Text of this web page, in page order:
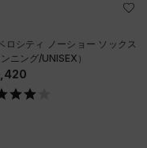
ロシティ ノーショー ソックス
ンニング/UNISEX）